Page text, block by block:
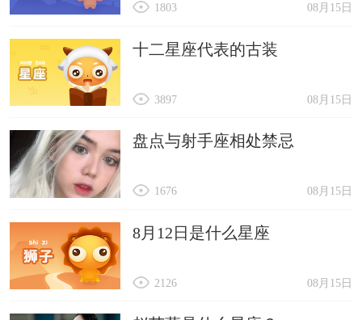
08月15日
1803
十二星座代表的古装
08月15日
3897
盘点与射手座相处禁忌
08月15日
1676
8月12日是什么星座
08月15日
2126